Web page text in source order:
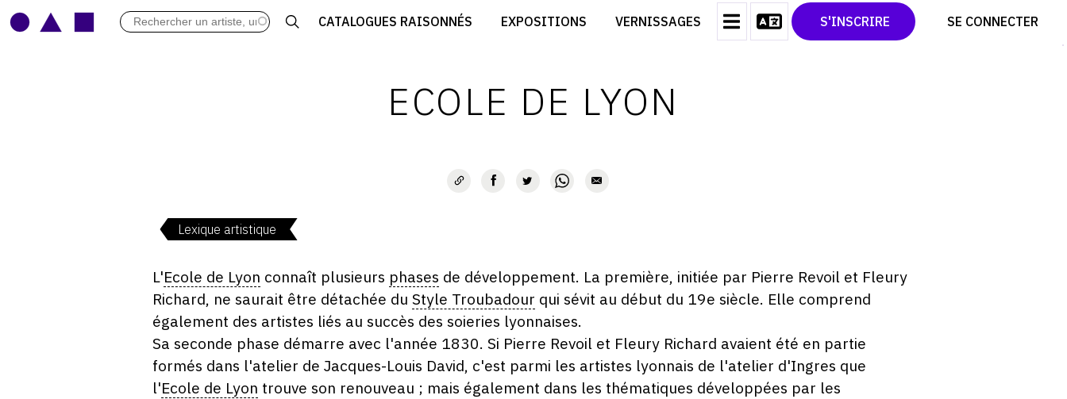
CATALOGUES RAISONNÉS EXPOSITIONS VERNISSAGES S'INSCRIRE SE CONNECTER
ARCHIVES DES EXPOSITIONS
CRÉER SON CATALOGUE D'EXPO
CONTACT
CGU
TWITTER
PINTEREST
ECOLE DE LYON
Lexique artistique
L'Ecole de Lyon connaît plusieurs phases de développement. La première, initiée par Pierre Revoil et Fleury
Richard, ne saurait être détachée du Style Troubadour qui sévit au début du 19e siècle. Elle comprend
également des artistes liés au succès des soieries lyonnaises.
Sa seconde phase démarre avec l'année 1830. Si Pierre Revoil et Fleury Richard avaient été en partie
formés dans l'atelier de Jacques-Louis David, c'est parmi les artistes lyonnais de l'atelier d'Ingres que
l'Ecole de Lyon trouve son renouveau ; mais également dans les thématiques développées par les